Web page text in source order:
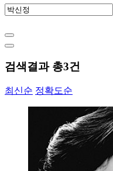
검색결과 총3건
최신순 정확도순